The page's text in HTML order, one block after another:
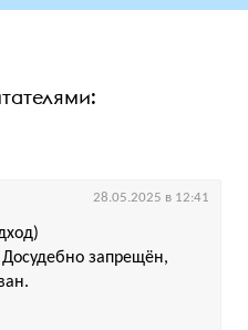
запрещён,
28.05.2025 в 12:41